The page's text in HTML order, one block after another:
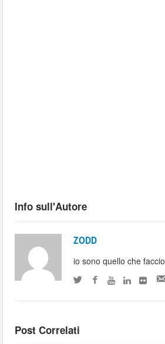
Info sull'Autore
ZODD
io sono quello che faccio
Post Correlati